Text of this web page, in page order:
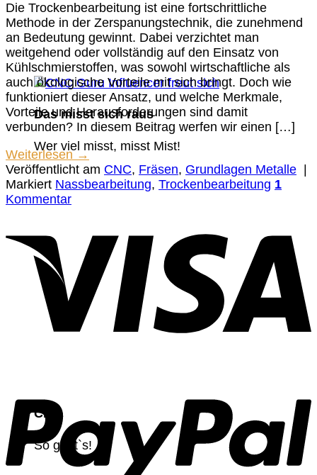
Das misst sich raus
Wer viel misst, misst Mist!
CNC
So geht`s!
Die Trockenbearbeitung ist eine fortschrittliche
Methode in der Zerspanungstechnik, die zunehmend
an Bedeutung gewinnt. Dabei verzichtet man
weitgehend oder vollständig auf den Einsatz von
Kühlschmierstoffen, was sowohl wirtschaftliche als
auch ökologische Vorteile mit sich bringt. Doch wie
funktioniert dieser Ansatz, und welche Merkmale,
Vorteile und Herausforderungen sind damit
verbunden? In diesem Beitrag werfen wir einen […]
Weiterlesen→
Veröffentlicht am CNC, Fräsen, Grundlagen Metalle |
Markiert Nassbearbeitung, Trockenbearbeitung 1
Kommentar